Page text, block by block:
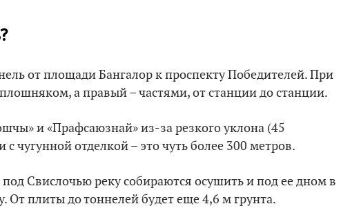
от площади Бангалор к проспекту Победителей. При
а правый – частями, от станции до станции.
и «Прафсаюзнай» из-за резкого уклона (45
чугунной отделкой – это чуть более 300 метров.
Свислочью реку собираются осушить и под ее дном в
От плиты до тоннелей будет еще 4,6 м грунта.